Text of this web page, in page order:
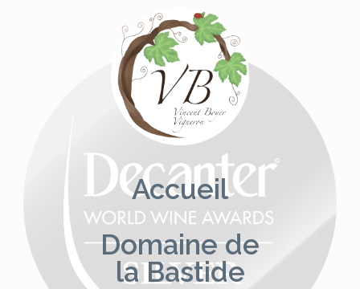
Accueil
Domaine de
la Bastide